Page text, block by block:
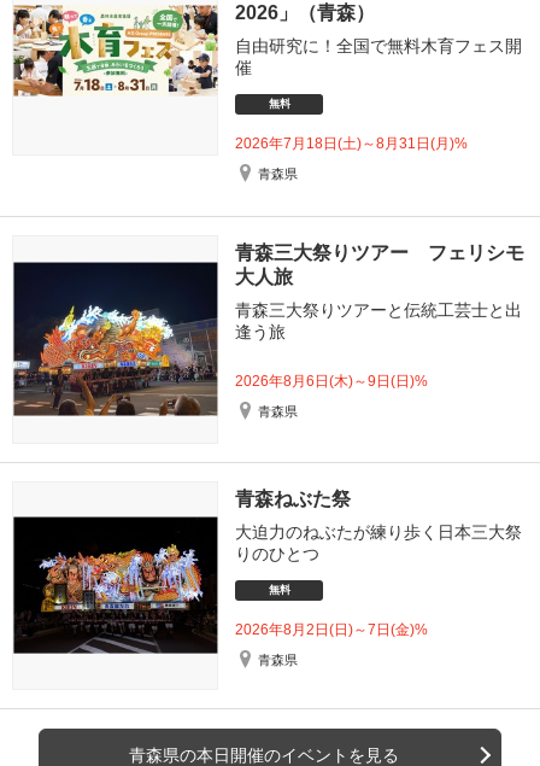
2026」（青森）
自由研究に！全国で無料木育フェス開
催
無料
2026年7月18日(土)～8月31日(月)%
青森県
青森三大祭りツアー フェリシモ
大人旅
青森三大祭りツアーと伝統工芸士と出
逢う旅
2026年8月6日(木)～9日(日)%
青森県
青森ねぶた祭
大迫力のねぶたが練り歩く日本三大祭
りのひとつ
無料
2026年8月2日(日)～7日(金)%
青森県
青森県の本日開催のイベントを見る